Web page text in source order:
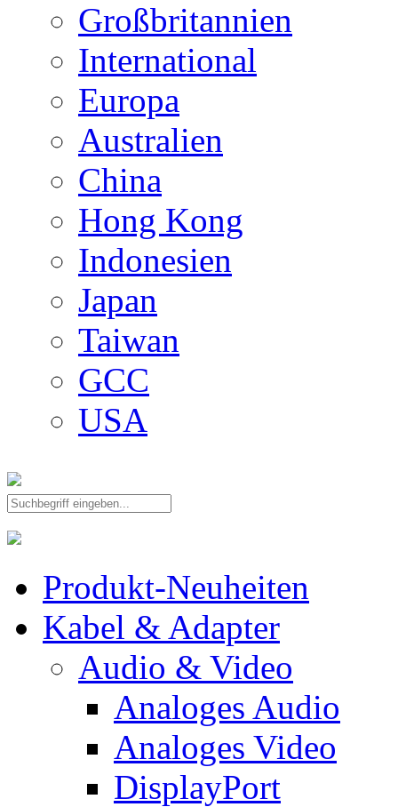
Großbritannien
International
Europa
Australien
China
Hong Kong
Indonesien
Japan
Taiwan
GCC
USA
Produkt-Neuheiten
Kabel & Adapter
Audio & Video
Analoges Audio
Analoges Video
DisplayPort